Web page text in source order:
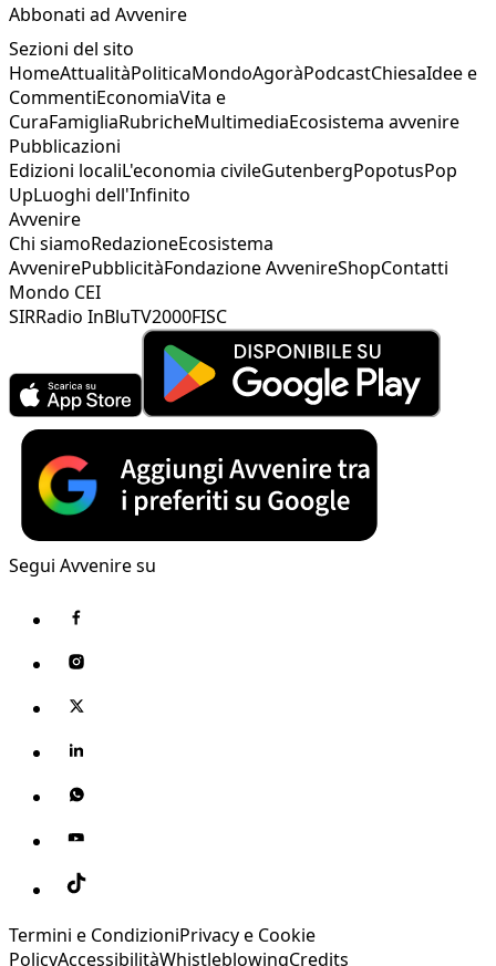
Abbonati ad Avvenire
Sezioni del sito
HomeAttualitàPoliticaMondoAgoràPodcastChiesaIdee e
CommentiEconomiaVita e
CuraFamigliaRubricheMultimediaEcosistema avvenire
Pubblicazioni
Edizioni localiL'economia civileGutenbergPopotusPop
UpLuoghi dell'Infinito
Avvenire
Chi siamoRedazioneEcosistema
AvvenirePubblicitàFondazione AvvenireShopContatti
Mondo CEI
SIRRadio InBluTV2000FISC
Segui Avvenire su
Termini e CondizioniPrivacy e Cookie
PolicyAccessibilitàWhistleblowingCredits